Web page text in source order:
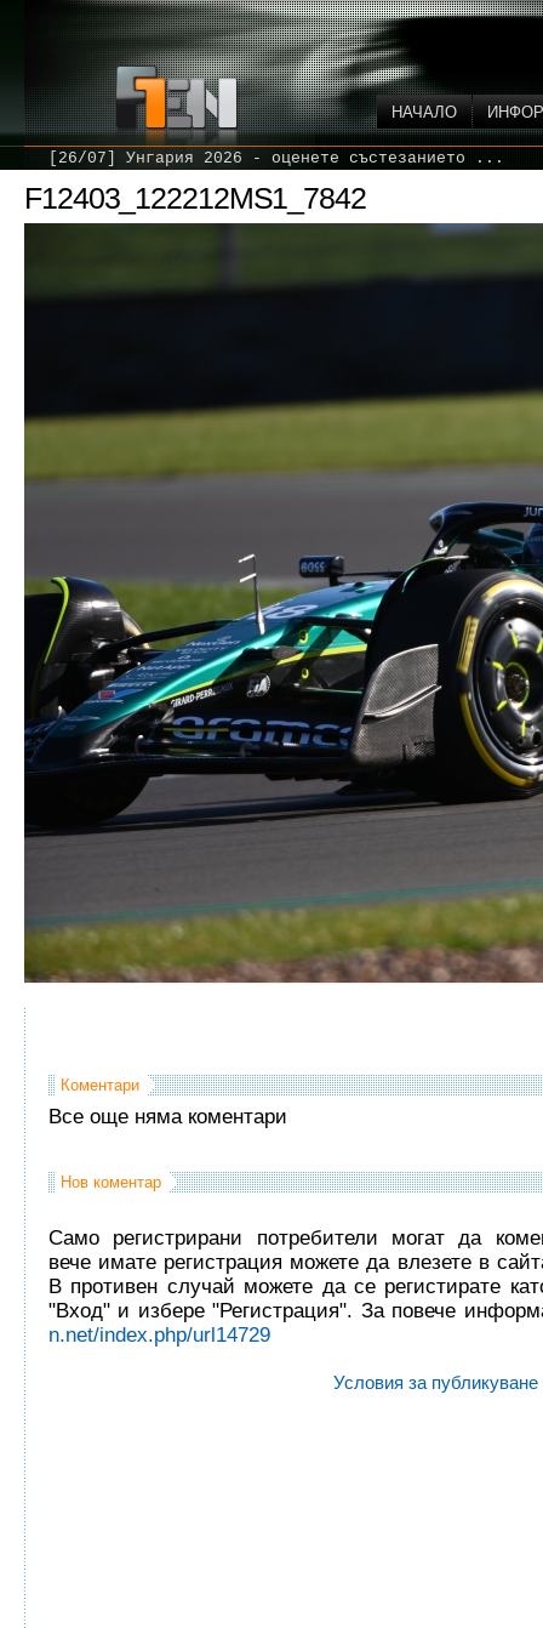
НАЧАЛО
[26/07] Унгария 2026 - оценете състезанието ...
F12403_122212MS1_7842
Коментари
Все още няма коментари
Нов коментар
Само регистрирани потребители могат да
вече имате регистрация можете да влезете в
В противен случай можете да се регистирате
"Вход" и избере "Регистрация". За повече
n.net/index.php/url14729
Условия за